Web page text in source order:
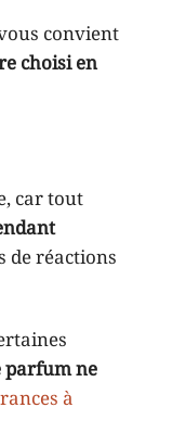
convient
choisi en
car tout
de réactions
parfum ne
à